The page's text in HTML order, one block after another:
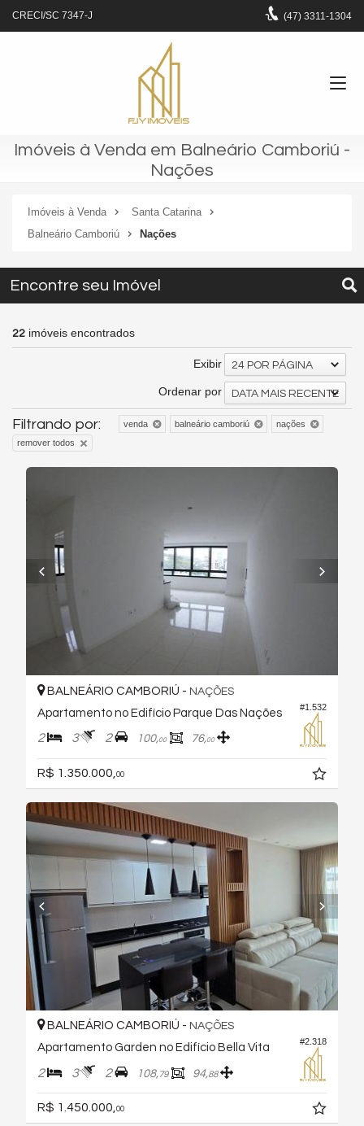
CRECI/SC 7347-J (47) 3311-1304
Imóveis à Venda em Balneário Camboriú -
Nações
Imóveis à Venda
Santa Catarina
Balneário Camboriú
Nações
Encontre seu Imóvel
22 imóveis encontrados
Exibir 24 POR PÁGINA
Ordenar por DATA MAIS RECENTE
Filtrando por: venda balneário camboriú
nações
remover todos
#1.532
BALNEÁRIO CAMBORIÚ - NAÇÕES
Apartamento no Edifício Parque Das Nações
2 3 2 100,00 76,00
R$ 1.350.000, 00
#2.318
BALNEÁRIO CAMBORIÚ - NAÇÕES
Apartamento Garden no Edifício Bella Vita
2 3 2 108,79 94,88
R$ 1.450.000, 00